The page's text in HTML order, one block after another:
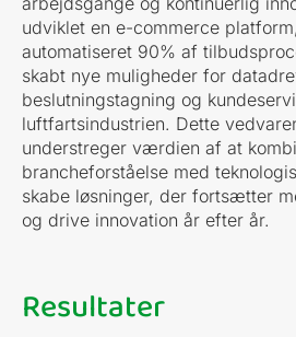
udviklet en e-commerce
automatiseret 90% af
skabt nye muligheder for
beslutningstagning og
luftfartsindustrien. Dette
understreger værdien af at
brancheforståelse med
skabe løsninger, der fortsætter
og drive innovation år efter år.
Resultater